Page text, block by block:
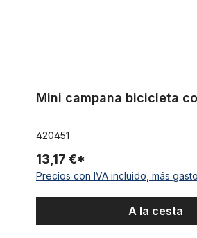
Mini campana bicicleta
420451
13,17 €*
Precios con IVA incluido, más
A la cesta